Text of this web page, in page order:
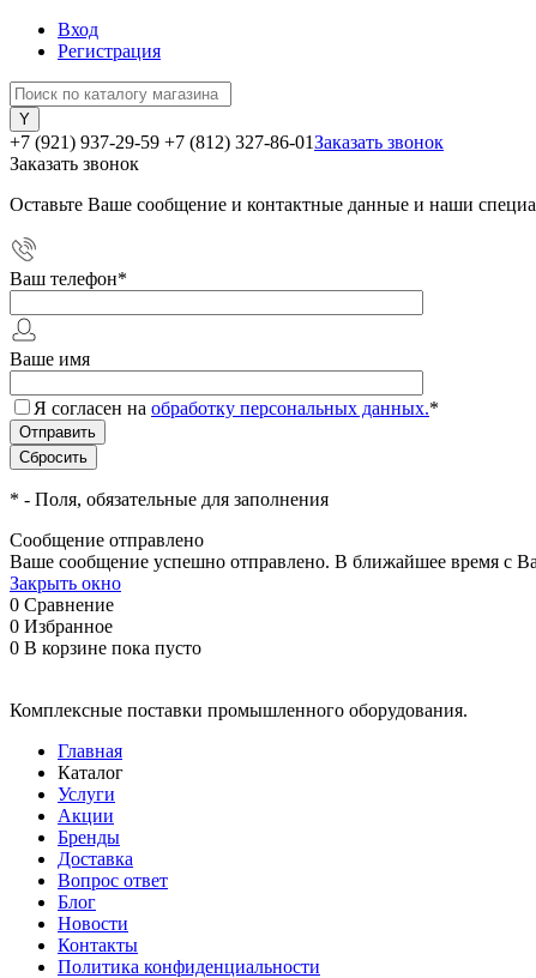
Вход
Регистрация
+7 (921) 937-29-59 +7 (812) 327-86-01Заказать звонок
Заказать звонок
Оставьте Ваше сообщение и контактные данные и наши
Ваш телефон*
Ваше имя
Я согласен на обработку персональных данных.*
* - Поля, обязательные для заполнения
Сообщение отправлено
Ваше сообщение успешно отправлено. В ближайшее время с
Закрыть окно
0 Сравнение
0 Избранное
0 В корзине пока пусто
Комплексные поставки промышленного оборудования.
Главная
Каталог
Услуги
Акции
Бренды
Доставка
Вопрос ответ
Блог
Новости
Контакты
Политика конфиденциальности